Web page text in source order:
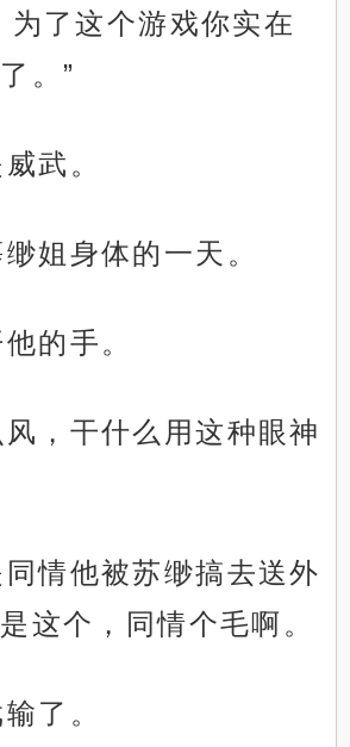
为了这个游戏你实在
。”
武。
姐身体的一天。
的手。
，干什么用这种眼神
情他被苏缈搞去送外
这个，同情个毛啊。
了。